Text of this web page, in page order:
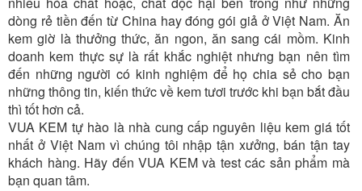
dòng rẻ tiền đến từ China hay đóng gói giả ở Việt Nam. Ăn
kem giờ là thưởng thức, ăn ngon, ăn sang cái mồm. Kinh
doanh kem thực sự là rất khắc nghiệt nhưng bạn nên tìm
đến những người có kinh nghiệm để họ chia sẻ cho bạn
những thông tin, kiến thức về kem tươi trước khi bạn bắt đầu
thì tốt hơn cả.
VUA KEM tự hào là nhà cung cấp nguyên liệu kem giá tốt
nhất ở Việt Nam vì chúng tôi nhập tận xưởng, bán tận tay
khách hàng. Hãy đến VUA KEM và test các sản phẩm mà
bạn quan tâm.